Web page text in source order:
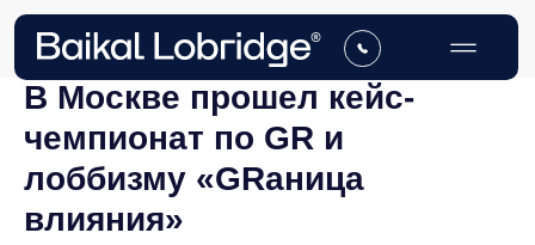
В Москве прошел кейс-
чемпионат по GR и
лоббизму «GRаница
влияния»